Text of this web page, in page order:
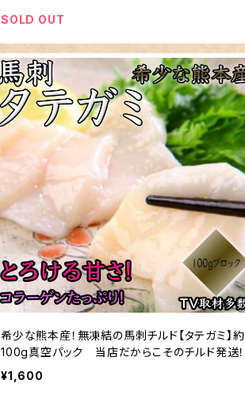
SOLD OUT
希少な熊本産！無凍結の馬刺チルド【タテガミ】約
100g真空パック 当店だからこそのチルド発送！
¥1,600